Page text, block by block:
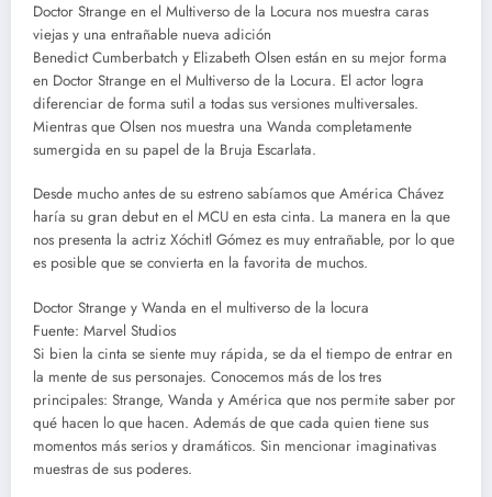
Doctor Strange en el Multiverso de la Locura nos muestra caras
viejas y una entrañable nueva adición
Benedict Cumberbatch y Elizabeth Olsen están en su mejor forma
en Doctor Strange en el Multiverso de la Locura. El actor logra
diferenciar de forma sutil a todas sus versiones multiversales.
Mientras que Olsen nos muestra una Wanda completamente
sumergida en su papel de la Bruja Escarlata.
Desde mucho antes de su estreno sabíamos que América Chávez
haría su gran debut en el MCU en esta cinta. La manera en la que
nos presenta la actriz Xóchitl Gómez es muy entrañable, por lo que
es posible que se convierta en la favorita de muchos.
Doctor Strange y Wanda en el multiverso de la locura
Fuente: Marvel Studios
Si bien la cinta se siente muy rápida, se da el tiempo de entrar en
la mente de sus personajes. Conocemos más de los tres
principales: Strange, Wanda y América que nos permite saber por
qué hacen lo que hacen. Además de que cada quien tiene sus
momentos más serios y dramáticos. Sin mencionar imaginativas
muestras de sus poderes.